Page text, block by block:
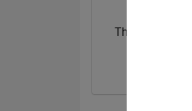
Thankful Level 3